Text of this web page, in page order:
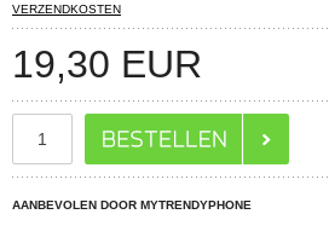
VERZENDKOSTEN
19,30 EUR
AANBEVOLEN DOOR MYTRENDYPHONE